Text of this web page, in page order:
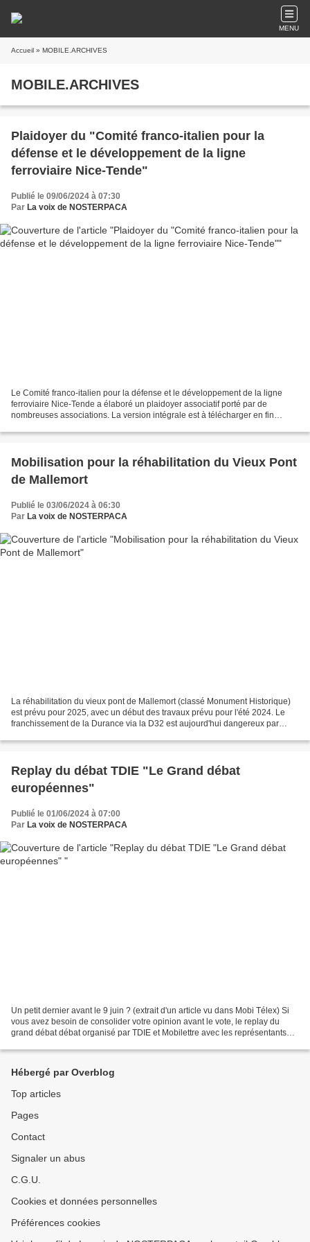
MENU
Accueil » MOBILE.ARCHIVES
MOBILE.ARCHIVES
Plaidoyer du "Comité franco-italien pour la
défense et le développement de la ligne
ferroviaire Nice-Tende"
Publié le 09/06/2024 à 07:30
Par La voix de NOSTERPACA
Le Comité franco-italien pour la défense et le développement de la ligne
ferroviaire Nice-Tende a élaboré un plaidoyer associatif porté par de
nombreuses associations. La version intégrale est à télécharger en fin
Mobilisation pour la réhabilitation du Vieux Pont
de Mallemort
Publié le 03/06/2024 à 06:30
Par La voix de NOSTERPACA
La réhabilitation du vieux pont de Mallemort (classé Monument Historique)
est prévu pour 2025, avec un début des travaux prévu pour l'été 2024. Le
franchissement de la Durance via la D32 est aujourd'hui dangereux par
Replay du débat TDIE "Le Grand débat
européennes"
Publié le 01/06/2024 à 07:00
Par La voix de NOSTERPACA
Un petit dernier avant le 9 juin ? (extrait d'un article vu dans Mobi Télex) Si
vous avez besoin de consolider votre opinion avant le vote, le replay du
grand débat débat organisé par TDIE et Mobilettre avec les représentants
Hébergé par Overblog
Top articles
Pages
Contact
Signaler un abus
C.G.U.
Cookies et données personnelles
Préférences cookies